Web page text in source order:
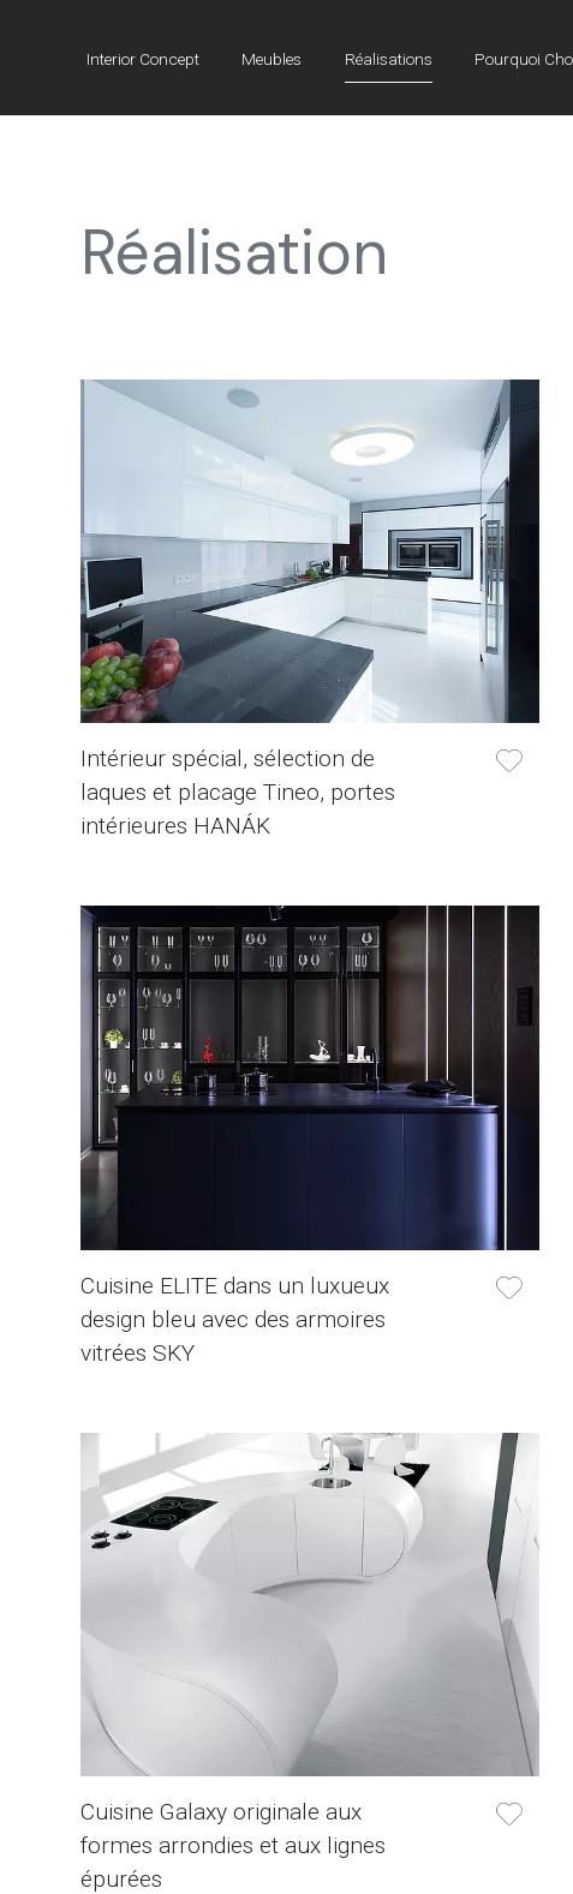
Interior Concept Meubles Réalisations Pourquoi
Réalisation
Intérieur spécial, sélection de
laques et placage Tineo, portes
intérieures HANÁK
Cuisine ELITE dans un luxueux
design bleu avec des armoires
vitrées SKY
Cuisine Galaxy originale aux
formes arrondies et aux lignes
épurées